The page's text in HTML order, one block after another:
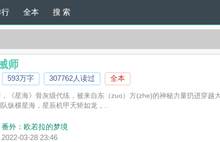
行 全本 搜 索
师
593万字 307762人读过 全本
《星海》骨灰级代练，被来自东（zuo）方(zhe)的神秘力量扔进穿
纵横星海，星辰机甲夭矫如龙，..
番外：欧若拉的梦境
03-28 23:46